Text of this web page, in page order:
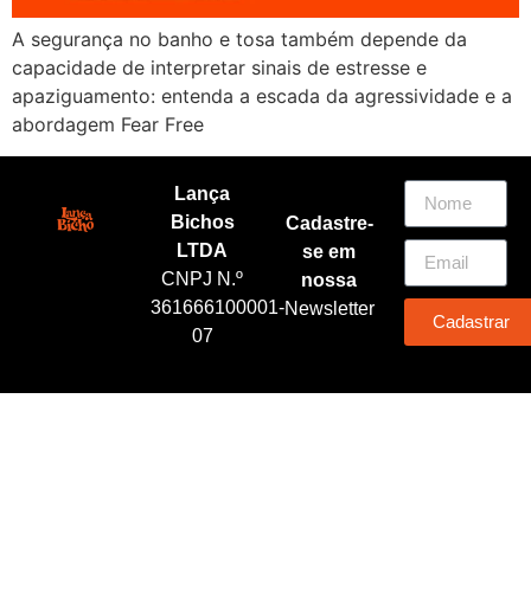
A segurança no banho e tosa também depende da
capacidade de interpretar sinais de estresse e
apaziguamento: entenda a escada da agressividade e a
abordagem Fear Free
Lança
Bichos
LTDA
CNPJ N.º
361666100001-
07
Cadastre-
se em
nossa
Newsletter
Cadastrar